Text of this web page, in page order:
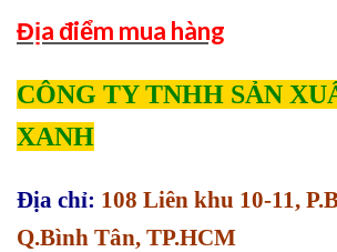
Địa điểm mua hàng
CÔNG TY TNHH SẢN
XANH
Địa chỉ: 108 Liên khu 10-11,
Q.Bình Tân, TP.HCM